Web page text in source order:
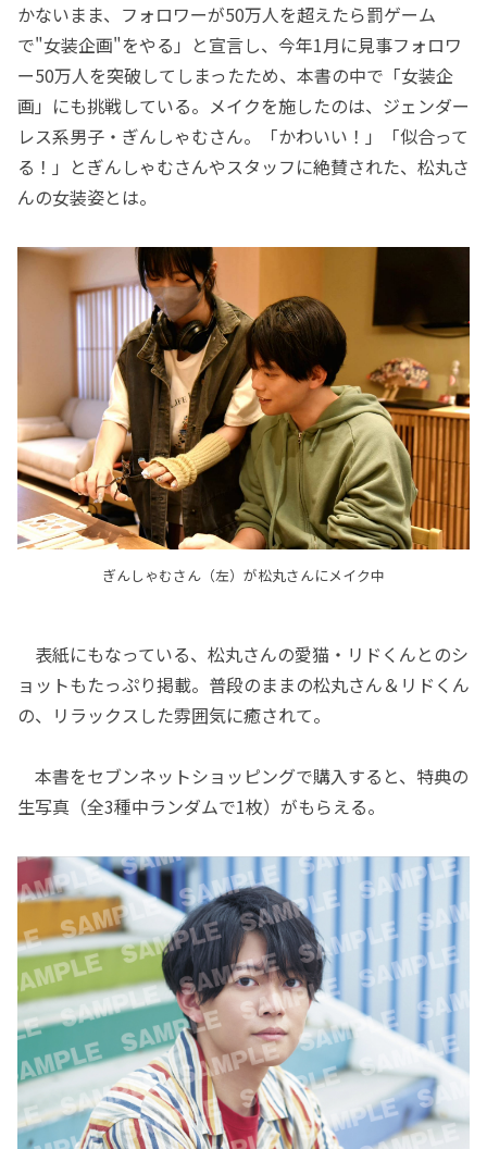
かないまま、フォロワーが50万人を超えたら罰ゲーム
で"女装企画"をやる」と宣言し、今年1月に見事フォロワ
ー50万人を突破してしまったため、本書の中で「女装企
画」にも挑戦している。メイクを施したのは、ジェンダー
レス系男子・ぎんしゃむさん。「かわいい！」「似合って
る！」とぎんしゃむさんやスタッフに絶賛された、松丸さ
んの女装姿とは。
ぎんしゃむさん（左）が松丸さんにメイク中
表紙にもなっている、松丸さんの愛猫・リドくんとのシ
ョットもたっぷり掲載。普段のままの松丸さん＆リドくん
の、リラックスした雰囲気に癒されて。
本書をセブンネットショッピングで購入すると、特典の
生写真（全3種中ランダムで1枚）がもらえる。